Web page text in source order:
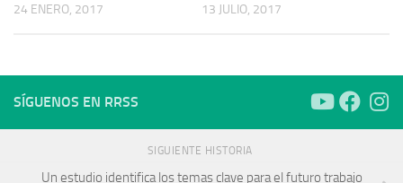
24 ENERO, 2017 13 JULIO, 2017
SÍGUENOS EN RRSS
SIGUIENTE HISTORIA
Un estudio identifica los temas clave para el futuro trabajo